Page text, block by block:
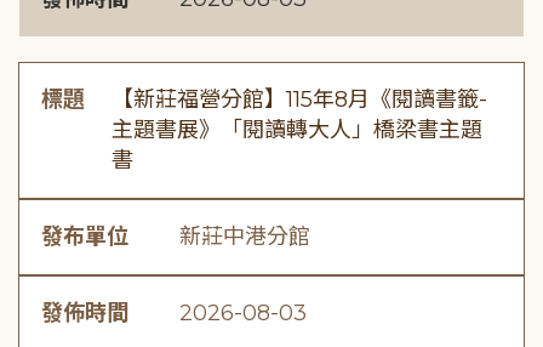
標題
【新莊福營分館】115年8月《閱讀書籤-
主題書展》「閱讀轉大人」橋梁書主題
書
發布單位 新莊中港分館
發佈時間 2026-08-03